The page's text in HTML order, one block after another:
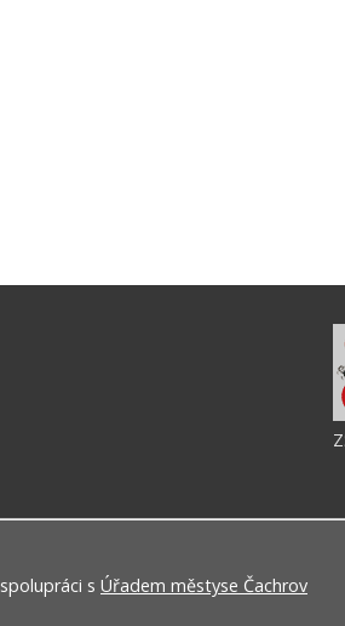
s Úřadem městyse Čachrov